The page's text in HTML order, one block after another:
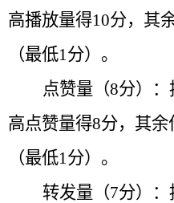
高播放量得10分，其
（最低1 分）。
点赞量（8分）
高点赞量得8分，其余
（最低1 分）。
转发量（7分）